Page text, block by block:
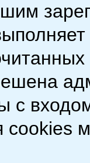
с
cookies